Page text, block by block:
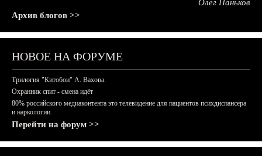
Олег Паньков
Архив блогов >>
НОВОЕ НА ФОРУМЕ
Трилогия "Китобои" А. Вахова.
Охранник спит - смена идёт
80% российского медиаконтента это телевидение для пациентов психдиспансера
и наркологии.
Перейти на форум >>